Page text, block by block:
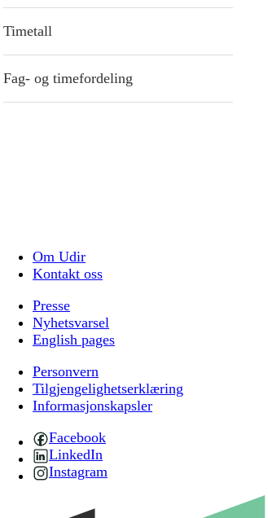
Timetall
Fag- og timefordeling
Om Udir
Kontakt oss
Presse
Nyhetsvarsel
English pages
Personvern
Tilgjengelighetserklæring
Informasjonskapsler
Facebook
LinkedIn
Instagram